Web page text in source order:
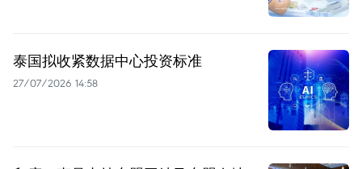
泰国拟收紧数据中心投资标准
27/07/2026 14:58